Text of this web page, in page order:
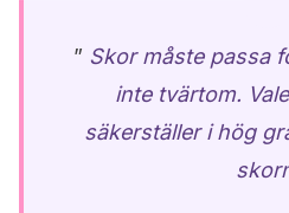
” Skor måste passa
inte tvärtom.
säkerställer i hög